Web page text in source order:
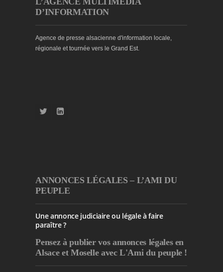
D’INFORMATION
Agence de presse alsacienne d'information locale,
régionale et tournée vers le Grand Est.
ANNONCES LÉGALES – L’AMI DU
PEUPLE
Une annonce judiciaire ou légale à faire
paraître ?
Pensez à publiervos annonces légales en
Alsace et Moselle avec L'Ami du peuple !